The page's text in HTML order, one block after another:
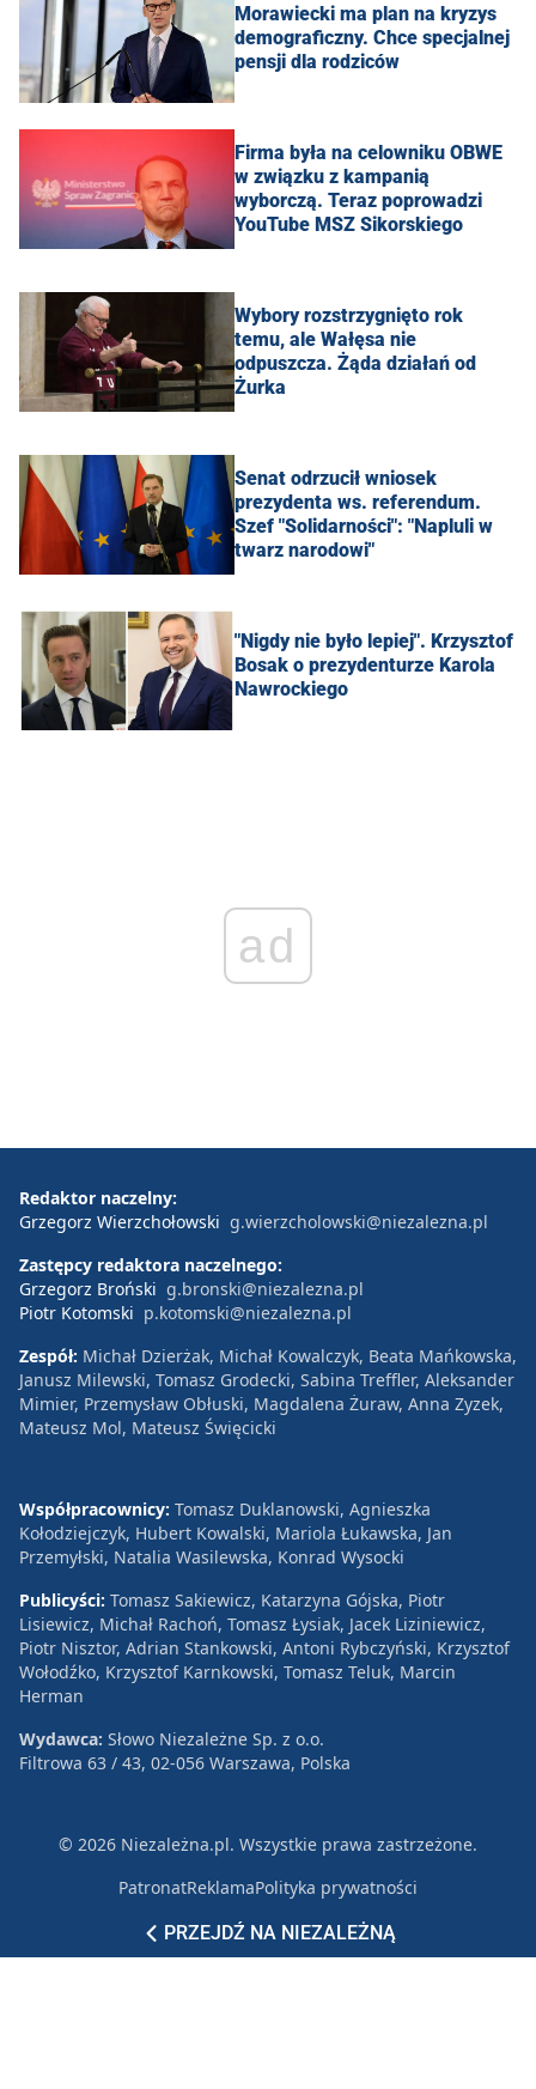
Morawiecki ma plan na kryzys
demograficzny. Chce specjalnej
pensji dla rodziców
Firma była na celowniku OBWE
w związku z kampanią
wyborczą. Teraz poprowadzi
YouTube MSZ Sikorskiego
Wybory rozstrzygnięto rok
temu, ale Wałęsa nie
odpuszcza. Żąda działań od
Żurka
Senat odrzucił wniosek
prezydenta ws. referendum.
Szef "Solidarności": "Napluli w
twarz narodowi"
"Nigdy nie było lepiej". Krzysztof
Bosak o prezydenturze Karola
Nawrockiego
ad
PRZEJDŹ NA NIEZALEŻNĄ
Redaktor naczelny:
Grzegorz Wierzchołowski g.wierzcholowski@niezalezna.pl
Zastępcy redaktora naczelnego:
Grzegorz Broński g.bronski@niezalezna.pl
Piotr Kotomski p.kotomski@niezalezna.pl
Zespół: Michał Dzierżak, Michał Kowalczyk, Beata Mańkowska,
Janusz Milewski, Tomasz Grodecki, Sabina Treffler, Aleksander
Mimier, Przemysław Obłuski, Magdalena Żuraw, Anna Zyzek,
Mateusz Mol, Mateusz Święcicki
Współpracownicy: Tomasz Duklanowski, Agnieszka
Kołodziejczyk, Hubert Kowalski, Mariola Łukawska, Jan
Przemyłski, Natalia Wasilewska, Konrad Wysocki
Publicyści: Tomasz Sakiewicz, Katarzyna Gójska, Piotr
Lisiewicz, Michał Rachoń, Tomasz Łysiak, Jacek Liziniewicz,
Piotr Nisztor, Adrian Stankowski, Antoni Rybczyński, Krzysztof
Wołodźko, Krzysztof Karnkowski, Tomasz Teluk, Marcin
Herman
Wydawca: Słowo Niezależne Sp. z o.o.
Filtrowa 63 / 43, 02-056 Warszawa, Polska
© 2026 Niezależna.pl. Wszystkie prawa zastrzeżone.
PatronatReklamaPolityka prywatności